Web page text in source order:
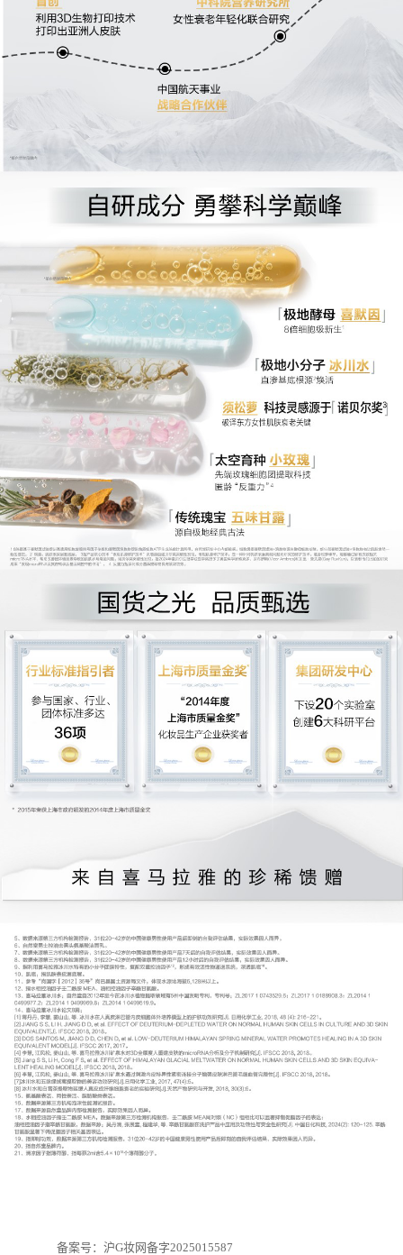
备案号：沪G妆网备字2025015587